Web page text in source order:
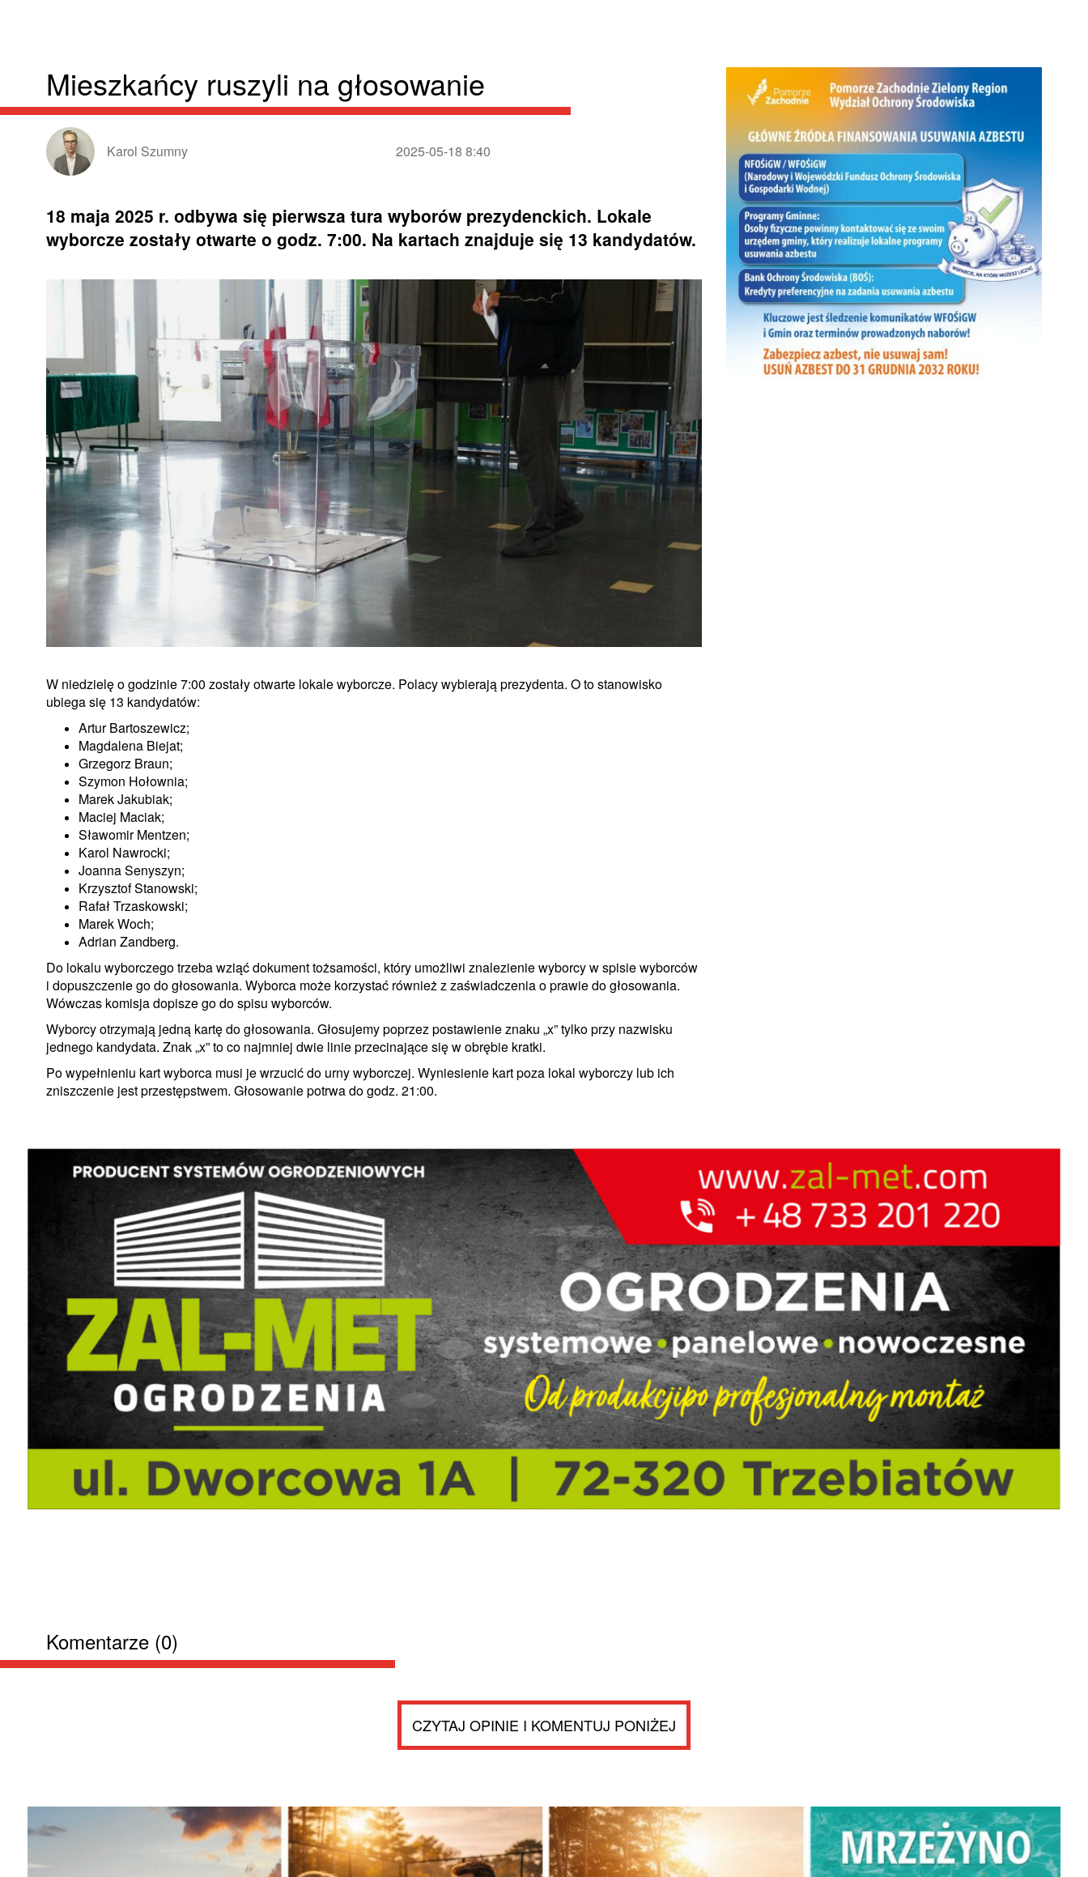
Mieszkańcy ruszyli na głosowanie
Karol Szumny 2025-05-18 8:40
18 maja 2025 r. odbywa się pierwsza tura wyborów prezydenckich. Lokale
wyborcze zostały otwarte o godz. 7:00. Na kartach znajduje się 13 kandydatów.
W niedzielę o godzinie 7:00 zostały otwarte lokale wyborcze. Polacy wybierają prezydenta. O to stanowisko
ubiega się 13 kandydatów:
Artur Bartoszewicz;
Magdalena Biejat;
Grzegorz Braun;
Szymon Hołownia;
Marek Jakubiak;
Maciej Maciak;
Sławomir Mentzen;
Karol Nawrocki;
Joanna Senyszyn;
Krzysztof Stanowski;
Rafał Trzaskowski;
Marek Woch;
Adrian Zandberg.
Do lokalu wyborczego trzeba wziąć dokument tożsamości, który umożliwi znalezienie wyborcy w spisie wyborców
i dopuszczenie go do głosowania. Wyborca może korzystać również z zaświadczenia o prawie do głosowania.
Wówczas komisja dopisze go do spisu wyborców.
Wyborcy otrzymają jedną kartę do głosowania. Głosujemy poprzez postawienie znaku „x” tylko przy nazwisku
jednego kandydata. Znak „x” to co najmniej dwie linie przecinające się w obrębie kratki.
Po wypełnieniu kart wyborca musi je wrzucić do urny wyborczej. Wyniesienie kart poza lokal wyborczy lub ich
zniszczenie jest przestępstwem. Głosowanie potrwa do godz. 21:00.
Komentarze (0)
CZYTAJ OPINIE I KOMENTUJ PONIŻEJ